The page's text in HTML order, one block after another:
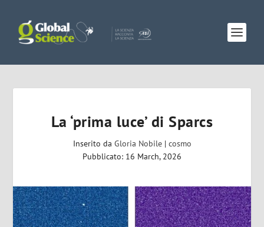
La ‘prima luce’ di Sparcs
Inserito da Gloria Nobile| cosmo
Pubblicato: 16 March, 2026